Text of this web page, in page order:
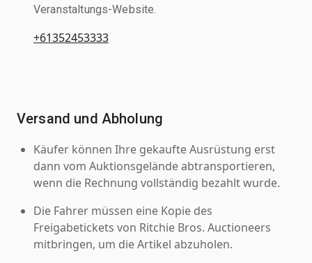
Veranstaltungs-Website.
+61352453333
Versand und Abholung
Käufer können Ihre gekaufte Ausrüstung erst
dann vom Auktionsgelände abtransportieren,
wenn die Rechnung vollständig bezahlt wurde.
Die Fahrer müssen eine Kopie des
Freigabetickets von Ritchie Bros. Auctioneers
mitbringen, um die Artikel abzuholen.